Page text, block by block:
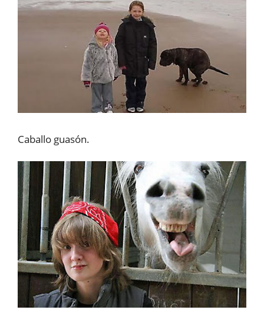
Caballo guasón.